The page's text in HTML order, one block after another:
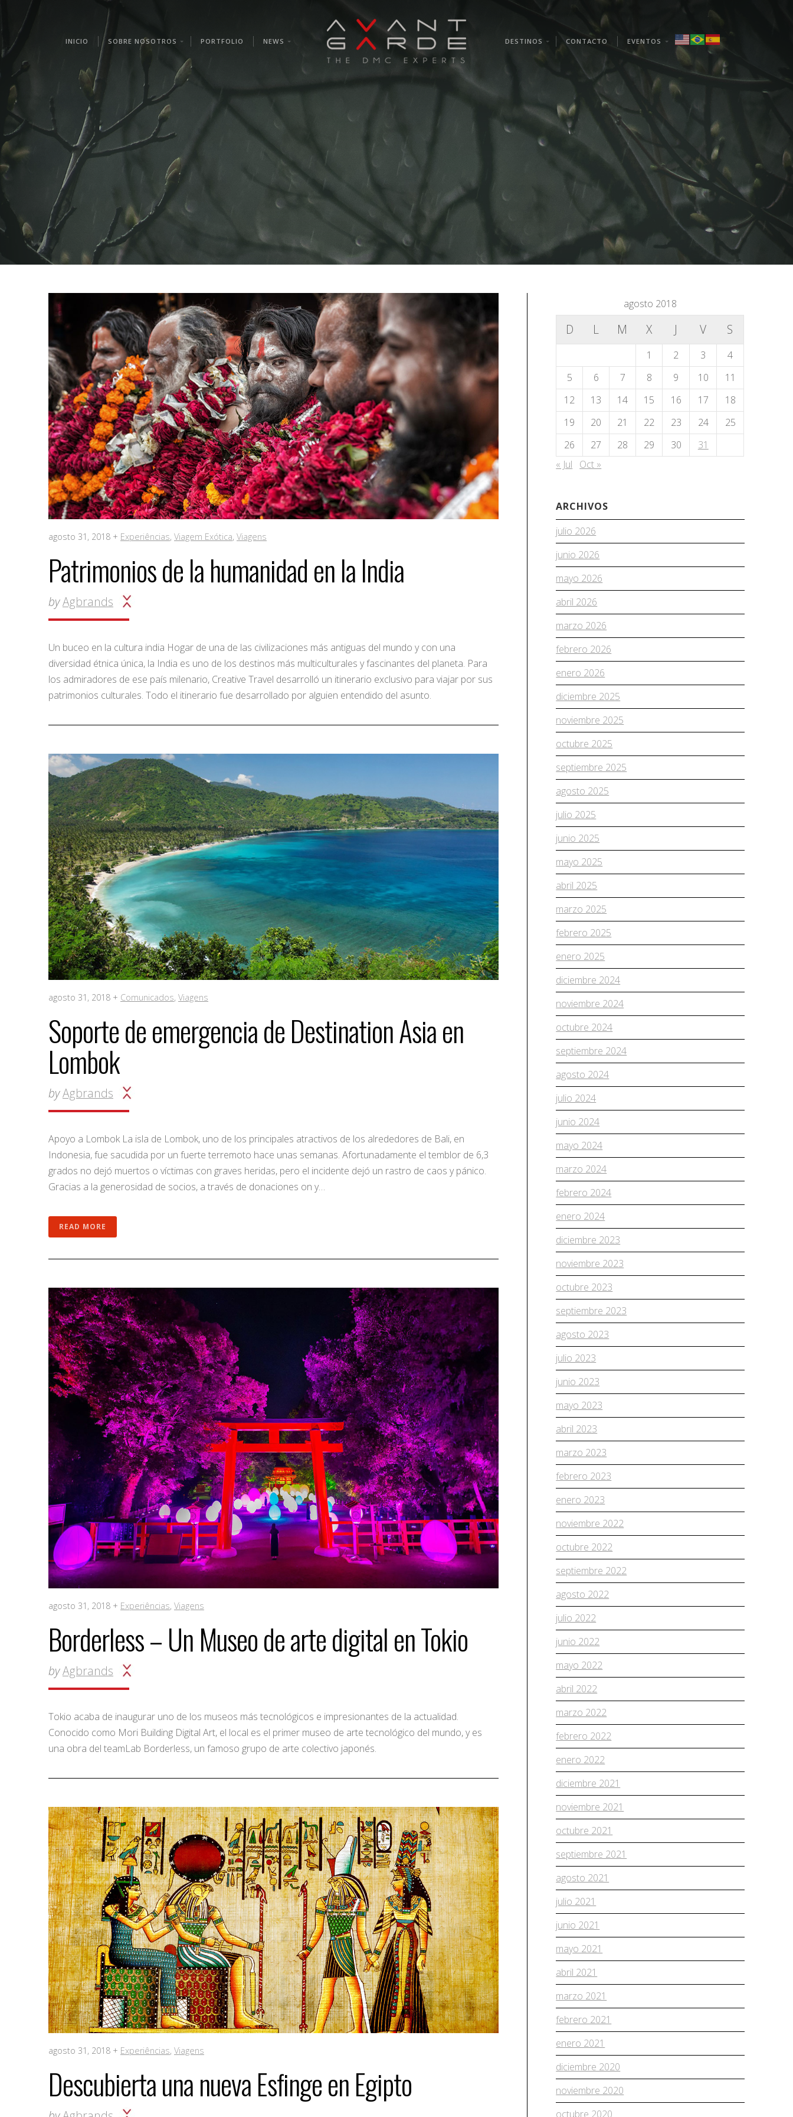
INICIO SOBRE NOSOTROS PORTFOLIO NEWS DESTINOS CONTACTO EVENTOS
agosto 31, 2018 + Experiências, Viagem Exótica, Viagens
Patrimonios de la humanidad en la India
byAgbrands
Un buceo en la cultura india Hogar de una de las civilizaciones más antiguas del mundo y con una
diversidad étnica única, la India es uno de los destinos más multiculturales y fascinantes del planeta. Para
los admiradores de ese país milenario, Creative Travel desarrolló un itinerario exclusivo para viajar por sus
patrimonios culturales. Todo el itinerario fue desarrollado por alguien entendido del asunto.
agosto 31, 2018 + Comunicados, Viagens
Soporte de emergencia de Destination Asia en
Lombok
byAgbrands
Apoyo a Lombok La isla de Lombok, uno de los principales atractivos de los alrededores de Bali, en
Indonesia, fue sacudida por un fuerte terremoto hace unas semanas. Afortunadamente el temblor de 6,3
grados no dejó muertos o víctimas con graves heridas, pero el incidente dejó un rastro de caos y pánico.
Gracias a la generosidad de socios, a través de donaciones on y…
READ MORE
agosto 31, 2018 + Experiências, Viagens
Borderless – Un Museo de arte digital en Tokio
byAgbrands
Tokio acaba de inaugurar uno de los museos más tecnológicos e impresionantes de la actualidad.
Conocido como Mori Building Digital Art, el local es el primer museo de arte tecnológico del mundo, y es
una obra del teamLab Borderless, un famoso grupo de arte colectivo japonés.
agosto 31, 2018 + Experiências, Viagens
Descubierta una nueva Esfinge en Egipto
agosto 2018
D L M X J V S
1 2 3
4
5
6 7 8 9 10
11
12
13 14 15 16 17
18
19
20 21 22 23 24
25
26
27 28 29 30
31
« Jul
Oct »
ARCHIVOS
julio 2026
junio 2026
mayo 2026
abril 2026
marzo 2026
febrero 2026
enero 2026
diciembre 2025
noviembre 2025
octubre 2025
septiembre 2025
agosto 2025
julio 2025
junio 2025
mayo 2025
abril 2025
marzo 2025
febrero 2025
enero 2025
diciembre 2024
noviembre 2024
octubre 2024
septiembre 2024
agosto 2024
julio 2024
junio 2024
mayo 2024
marzo 2024
febrero 2024
enero 2024
diciembre 2023
noviembre 2023
octubre 2023
septiembre 2023
agosto 2023
julio 2023
junio 2023
mayo 2023
abril 2023
marzo 2023
febrero 2023
enero 2023
noviembre 2022
octubre 2022
septiembre 2022
agosto 2022
julio 2022
junio 2022
mayo 2022
abril 2022
marzo 2022
febrero 2022
enero 2022
diciembre 2021
noviembre 2021
octubre 2021
septiembre 2021
agosto 2021
julio 2021
junio 2021
mayo 2021
abril 2021
marzo 2021
febrero 2021
enero 2021
diciembre 2020
noviembre 2020
octubre 2020